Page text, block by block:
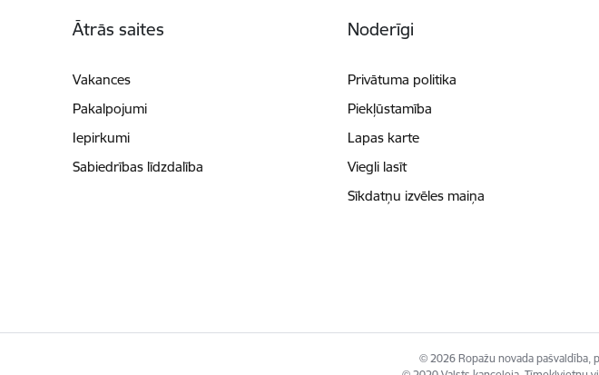
Ātrās saites
Vakances
Pakalpojumi
Iepirkumi
Sabiedrības līdzdalība
Noderīgi
Privātuma politika
Piekļūstamība
Lapas karte
Viegli lasīt
Sīkdatņu izvēles maiņa
© 2026 Ropažu novada pašvaldība,